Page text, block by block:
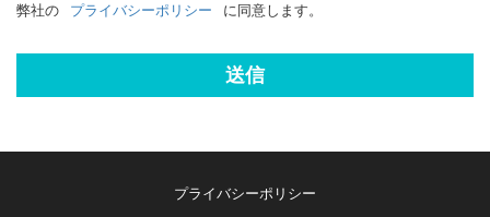
弊社の プライバシーポリシー に同意します。
送信
プライバシーポリシー